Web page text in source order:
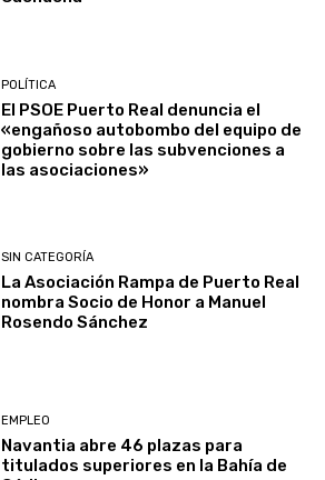
POLÍTICA
El PSOE Puerto Real denuncia el
«engañoso autobombo del equipo de
gobierno sobre las subvenciones a
las asociaciones»
SIN CATEGORÍA
La Asociación Rampa de Puerto Real
nombra Socio de Honor a Manuel
Rosendo Sánchez
EMPLEO
Navantia abre 46 plazas para
titulados superiores en la Bahía de